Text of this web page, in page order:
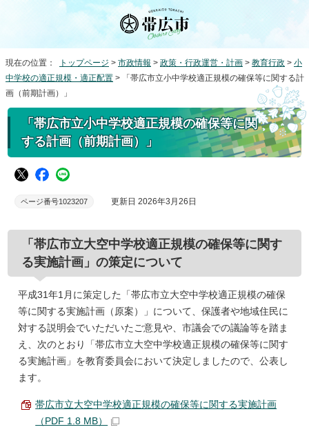
現在の位置： トップページ > 市政情報 > 政策・行政運営・計画 > 教育行政 > 小
中学校の適正規模・適正配置 > 「帯広市立小中学校適正規模の確保等に関する計
画（前期計画）」
「帯広市立小中学校適正規模の確保等に関
する計画（前期計画）」
ページ番号1023207 更新日 2026年3月26日
「帯広市立大空中学校適正規模の確保等に関す
る実施計画」の策定について
平成31年1月に策定した「帯広市立大空中学校適正規模の確保
等に関する実施計画（原案）」について、保護者や地域住民に
対する説明会でいただいたご意見や、市議会での議論等を踏ま
え、次のとおり「帯広市立大空中学校適正規模の確保等に関す
る実施計画」を教育委員会において決定しましたので、公表し
ます。
帯広市立大空中学校適正規模の確保等に関する実施計画
（PDF 1.8 MB）